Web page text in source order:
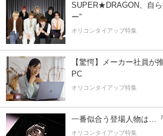
SUPER★DRAGON、自ら
ー”
オリコンタイアップ特集
【驚愕】メーカー社員が
PC
オリコンタイアップ特集
一番似合う登場人物は…
オリコンタイアップ特集